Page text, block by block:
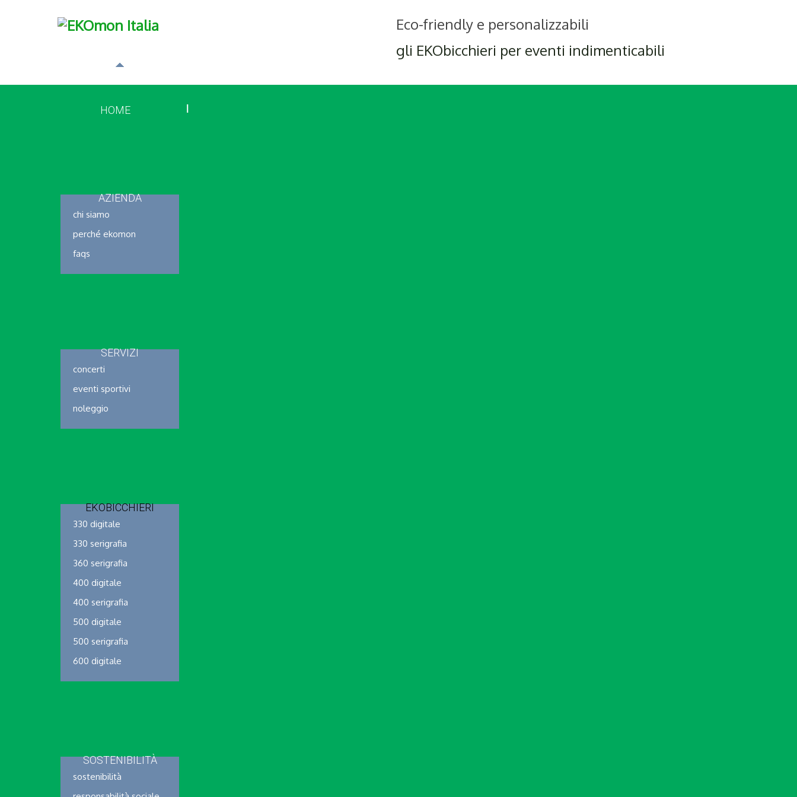
Eco-friendly e personalizzabili
gli EKObicchieri per eventi indimenticabili
HOME
AZIENDA
chi siamo
perché ekomon
faqs
SERVIZI
concerti
eventi sportivi
noleggio
EKOBICCHIERI
330 digitale
330 serigrafia
360 serigrafia
400 digitale
400 serigrafia
500 digitale
500 serigrafia
600 digitale
SOSTENIBILITÀ
sostenibilità